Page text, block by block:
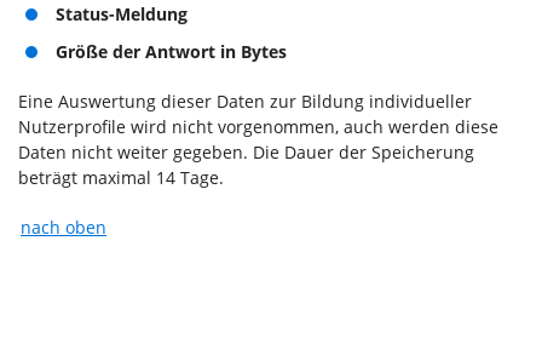
Status-Meldung
Größe der Antwort in Bytes
Eine Auswertung dieser Daten zur Bildung individueller
Nutzerprofile wird nicht vorgenommen, auch werden diese
Daten nicht weiter gegeben. Die Dauer der Speicherung
beträgt maximal 14 Tage.
nach oben